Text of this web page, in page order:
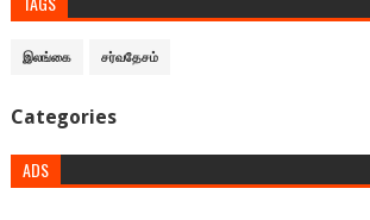
இலங்கை சர்வதேசம்
Categories
ADS